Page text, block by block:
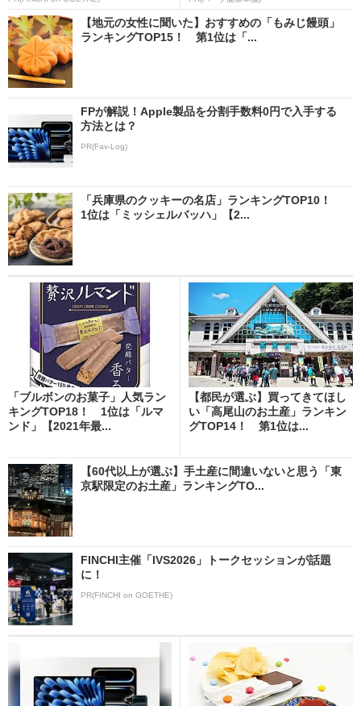
【地元の女性に聞いた】おすすめの「もみじ饅頭」
ランキングTOP15！ 第1位は「...
FPが解説！Apple製品を分割手数料0円で入手する
方法とは？
PR(Fav-Log)
「兵庫県のクッキーの名店」ランキングTOP10！
1位は「ミッシェルバッハ」【2...
「ブルボンのお菓子」人気ラン
キングTOP18！ 1位は「ルマ
ンド」【2021年最...
【都民が選ぶ】買ってきてほし
い「高尾山のお土産」ランキン
グTOP14！ 第1位は...
【60代以上が選ぶ】手土産に間違いないと思う「東
京駅限定のお土産」ランキングTO...
FINCHI主催「IVS2026」トークセッションが話題
に！
PR(FINCHI on GOETHE)